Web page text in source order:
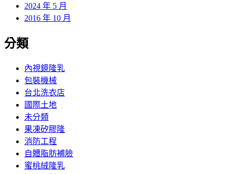
2024 年 5 月
2016 年 10 月
分類
內視鏡隆乳
包裝機械
台北洗衣店
國際土地
未分類
果凍矽膠隆
消防工程
自體脂肪補臉
蜜桃絨隆乳